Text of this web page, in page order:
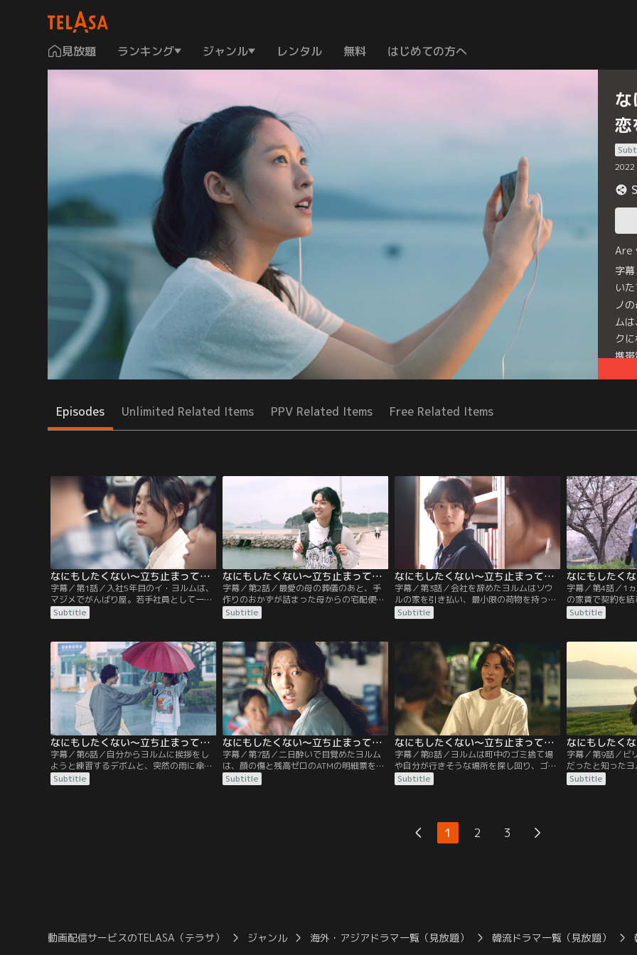
見放題 ランキング ジャンル レンタル 無料 はじめての方へ
2022
Are
字
い
ノ
ム
ク
携
Episodes Unlimited Related Items PPV Related Items Free Related Items
なにもしたくない～立ち止まって、恋をして～ 第01話／字幕
字幕／第1話／入社5年目のイ・ヨルムは、
マジメでがんばり屋。若手社員として一生
懸命仕事に取り組むが、上司から露骨な嫌
がらせに遭いつらい日々を過ごしている。
柄も上司に奪われ、大学時代から付き合っ
ている恋人に愚痴をこぼすが、なぐさめて
もらえるどころか距離を置こうと言われ
る。そんなヨルムにさらなる悲劇が…。
Subtitle
なにもしたくない～立ち止まって、恋をして～ 第02話／字幕
字幕／第2話／最愛の母の葬儀のあと、手
作りのおかずが詰まった母からの宅配便が
届き、こらえていた涙があふれ出すヨル
ム。それでも生きるために会社と家を往復
勤途中にふと満開の桜を目にした彼女は、
会社とは逆方向の電車に飛び乗る。気づか
ずにいた季節の移り変わりや、忘れていた
穏やかな時間に触れたヨルムは…。
Subtitle
なにもしたくない～立ち止まって、恋をして～ 第03話／字幕
字幕／第3話／会社を辞めたヨルムはソウ
ルの家を引き払い、最小限の荷物を持って
地方の町・アンゴクへ。海辺ののどかな雰
囲気と偶然見つけた図書館に惹かれ、この
会った司書のアン・デボムに不動産店の場
所を教えてもらう。なかなか条件の合う物
件が見つからず落胆するが、最後に廃墟と
化した元ビリヤード場の物件を紹介さ
Subtitle
字幕／第4話／1
の家賃で契約を
ったヨルム。図
は気にせず思い
酔してしまう。
て閉館後も図書
朝まで2人で過ご
Subtitle
なにもしたくない～立ち止まって、恋をして～ 第06話／字幕
字幕／第6話／自分からヨルムに挨拶をし
ようと練習するデボムと、突然の雨に傘を
差し出すデボムの優しさが嬉しいヨルム。
2人の心がゆっくりと近づいていく一方
Subtitle
なにもしたくない～立ち止まって、恋をして～ 第07話／字幕
字幕／第7話／二日酔いで目覚めたヨルム
は、顔の傷と残高ゼロのATMの明細票を発
見してびっくり！しかも口座から引き出し
たはずの現金がどこにもない。ペ・ソンミ
Subtitle
なにもしたくない～立ち止まって、恋をして～ 第08話／字幕
字幕／第8話／ヨルムは町中のゴミ捨て場
や自分が行きそうな場所を探し回り、ゴミ
集積所まで漁るが、お金は見つからない。
ところが落胆して家に戻ったヨルムのもと
ボムに、お金が見つかってホッとしながら
も、きつい言葉を投げてしまうヨルム。だ
が実は、この一件にはワケがあり…。
Subtitle
字幕／第9話／ビ
だったと知った
でつらい過去を
を痛める。そん
Subtitle
1 2 3
動画配信サービスのTELASA（テラサ） ジャンル 海外・アジアドラマ一覧（見放題） 韓流ドラマ一覧（見放題）